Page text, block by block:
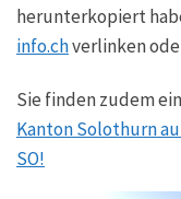
herunterkopiert
info.chverlinken
Sie finden zudem
Kanton Solothurn
SO!